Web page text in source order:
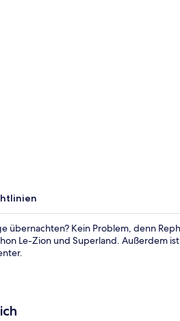
übernachten? Kein Problem, denn
Le-Zion und Superland. Außerdem